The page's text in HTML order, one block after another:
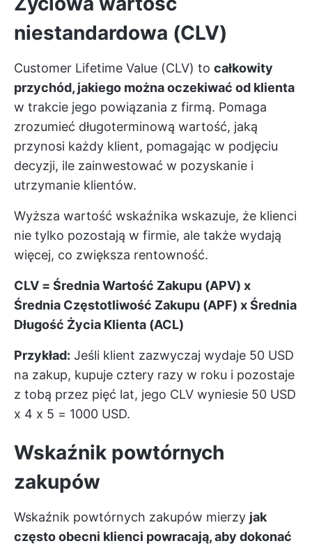
niestandardowa (CLV)
Customer Lifetime Value (CLV) to całkowity
przychód, jakiego można oczekiwać od klienta
w trakcie jego powiązania z firmą. Pomaga
zrozumieć długoterminową wartość, jaką
przynosi każdy klient, pomagając w podjęciu
decyzji, ile zainwestować w pozyskanie i
utrzymanie klientów.
Wyższa wartość wskaźnika wskazuje, że klienci
nie tylko pozostają w firmie, ale także wydają
więcej, co zwiększa rentowność.
CLV = Średnia Wartość Zakupu (APV) x
Średnia Częstotliwość Zakupu (APF) x Średnia
Długość Życia Klienta (ACL)
Przykład: Jeśli klient zazwyczaj wydaje 50 USD
na zakup, kupuje cztery razy w roku i pozostaje
z tobą przez pięć lat, jego CLV wyniesie 50 USD
x 4 x 5 = 1000 USD.
Wskaźnik powtórnych
zakupów
Wskaźnik powtórnych zakupów mierzy jak
często obecni klienci powracają, aby dokonać